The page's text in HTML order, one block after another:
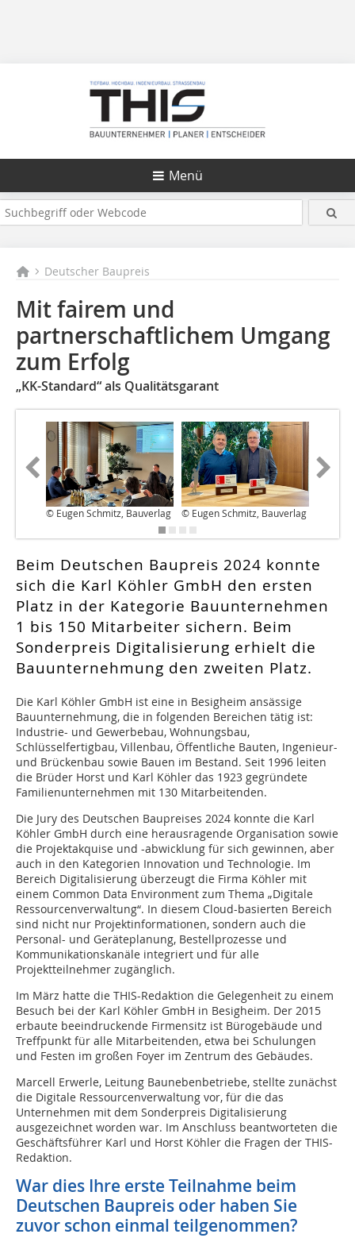
Menü
Deutscher Baupreis
Mit fairem und
partnerschaftlichem Umgang
zum Erfolg
„KK-Standard“ als Qualitätsgarant
© Eugen Schmitz, Bauverlag © Eugen Schmitz, Bauverlag
Beim Deutschen Baupreis 2024 konnte
sich die Karl Köhler GmbH den ersten
Platz in der Kategorie Bauunternehmen
1 bis 150 Mitarbeiter sichern. Beim
Sonderpreis Digitalisierung erhielt die
Bauunternehmung den zweiten Platz.
Die Karl Köhler GmbH ist eine in Besigheim ansässige
Bauunternehmung, die in folgenden Bereichen tätig ist:
Industrie- und Gewerbebau, Wohnungsbau,
Schlüsselfertigbau, Villenbau, Öffentliche Bauten, Ingenieur-
und Brückenbau sowie Bauen im Bestand. Seit 1996 leiten
die Brüder Horst und Karl Köhler das 1923 gegründete
Familienunternehmen mit 130 Mitarbeitenden.
Die Jury des Deutschen Baupreises 2024 konnte die Karl
Köhler GmbH durch eine herausragende Organisation sowie
die Projektakquise und -abwicklung für sich gewinnen, aber
auch in den Kategorien Innovation und Technologie. Im
Bereich Digitalisierung überzeugt die Firma Köhler mit
einem Common Data Environment zum Thema „Digitale
Ressourcenverwaltung“. In diesem Cloud-basierten Bereich
sind nicht nur Projektinformationen, sondern auch die
Personal- und Geräteplanung, Bestellprozesse und
Kommunikationskanäle integriert und für alle
Projektteilnehmer zugänglich.
Im März hatte die THIS-Redaktion die Gelegenheit zu einem
Besuch bei der Karl Köhler GmbH in Besigheim. Der 2015
erbaute beeindruckende Firmensitz ist Bürogebäude und
Treffpunkt für alle Mitarbeitenden, etwa bei Schulungen
und Festen im großen Foyer im Zentrum des Gebäudes.
Marcell Erwerle, Leitung Baunebenbetriebe, stellte zunächst
die Digitale Ressourcenverwaltung vor, für die das
Unternehmen mit dem Sonderpreis Digitalisierung
ausgezeichnet worden war. Im Anschluss beantworteten die
Geschäftsführer Karl und Horst Köhler die Fragen der THIS-
Redaktion.
War dies Ihre erste Teilnahme beim
Deutschen Baupreis oder haben Sie
zuvor schon einmal teilgenommen?